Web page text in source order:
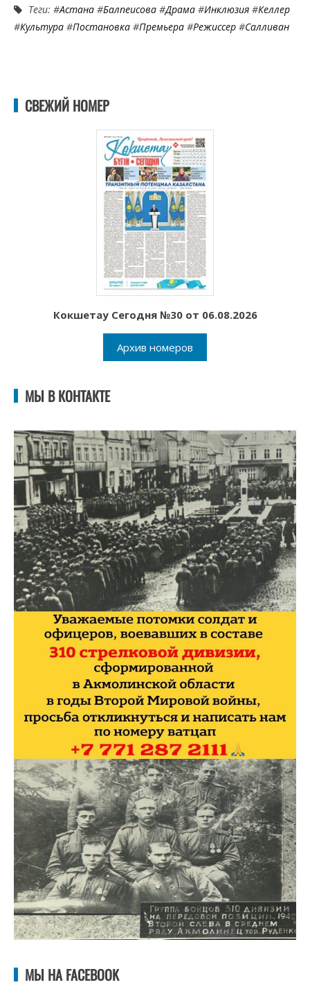
Теги: #Астана #Балпеисова #Драма #Инклюзия #Келлер
#Культура #Постановка #Премьера #Режиссер #Салливан
СВЕЖИЙ НОМЕР
Кокшетау Сегодня №30 от 06.08.2026
Архив номеров
МЫ В КОНТАКТЕ
МЫ НА FACEBOOK